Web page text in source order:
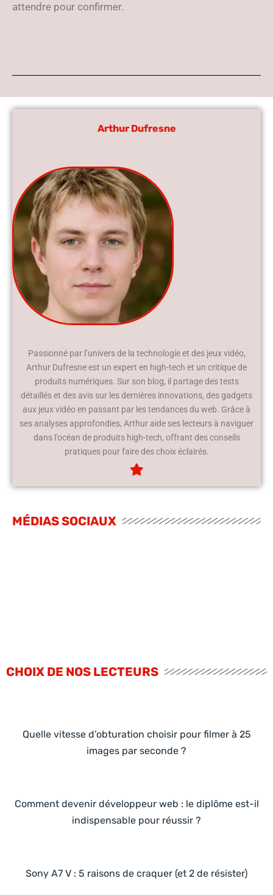
attendre pour confirmer.
Arthur Dufresne
Passionné par l’univers de la technologie et des jeux vidéo,
Arthur Dufresne est un expert en high-tech et un critique de
produits numériques. Sur son blog, il partage des tests
détaillés et des avis sur les dernières innovations, des gadgets
aux jeux vidéo en passant par les tendances du web. Grâce à
ses analyses approfondies, Arthur aide ses lecteurs à naviguer
dans l’océan de produits high-tech, offrant des conseils
pratiques pour faire des choix éclairés.
MÉDIAS SOCIAUX
CHOIX DE NOS LECTEURS
Quelle vitesse d’obturation choisir pour filmer à 25
images par seconde ?
Comment devenir développeur web : le diplôme est-il
indispensable pour réussir ?
Sony A7 V : 5 raisons de craquer (et 2 de résister)